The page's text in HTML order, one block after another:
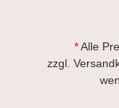
*Alle
zzgl.